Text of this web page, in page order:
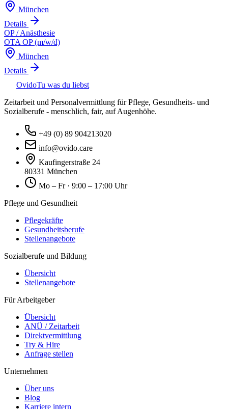
München
Details
OP / Anästhesie
OTA OP (m/w/d)
München
Details
OvidoTu was du liebst
Zeitarbeit und Personalvermittlung für Pflege, Gesundheits- und
Sozialberufe - menschlich, fair, auf Augenhöhe.
+49 (0) 89 904213020
info@ovido.care
Kaufingerstraße 24
80331 München
Mo – Fr · 9:00 – 17:00 Uhr
Pflege und Gesundheit
Pflegekräfte
Gesundheitsberufe
Stellenangebote
Sozialberufe und Bildung
Übersicht
Stellenangebote
Für Arbeitgeber
Übersicht
ANÜ / Zeitarbeit
Direktvermittlung
Try & Hire
Anfrage stellen
Unternehmen
Über uns
Blog
Karriere intern